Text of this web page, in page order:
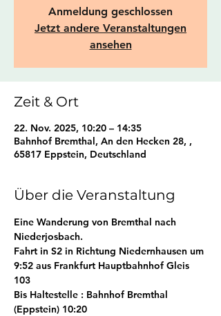
Anmeldung geschlossen
Jetzt andere Veranstaltungen
ansehen
Zeit & Ort
22. Nov. 2025, 10:20 – 14:35
Bahnhof Bremthal, An den Hecken 28, ,
65817 Eppstein, Deutschland
Über die Veranstaltung
Eine Wanderung von Bremthal nach
Niederjosbach.
Fahrt in S2 in Richtung Niedernhausen um
9:52 aus Frankfurt Hauptbahnhof Gleis
103
Bis Haltestelle : Bahnhof Bremthal
(Eppstein) 10:20